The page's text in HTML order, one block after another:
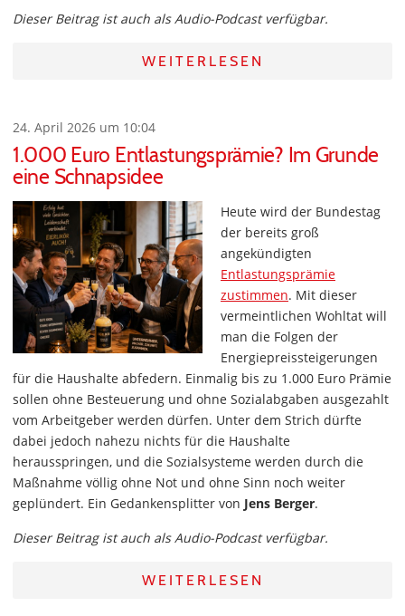
Dieser Beitrag ist auch als Audio-Podcast verfügbar.
WEITERLESEN
24. April 2026 um 10:04
1.000 Euro Entlastungsprämie? Im Grunde
eine Schnapsidee
Heute wird der Bundestag
der bereits groß
angekündigten
Entlastungsprämie
zustimmen. Mit dieser
vermeintlichen Wohltat will
man die Folgen der
Energiepreissteigerungen
für die Haushalte abfedern. Einmalig bis zu 1.000 Euro Prämie
sollen ohne Besteuerung und ohne Sozialabgaben ausgezahlt
vom Arbeitgeber werden dürfen. Unter dem Strich dürfte
dabei jedoch nahezu nichts für die Haushalte
herausspringen, und die Sozialsysteme werden durch die
Maßnahme völlig ohne Not und ohne Sinn noch weiter
geplündert. Ein Gedankensplitter von Jens Berger.
Dieser Beitrag ist auch als Audio-Podcast verfügbar.
WEITERLESEN